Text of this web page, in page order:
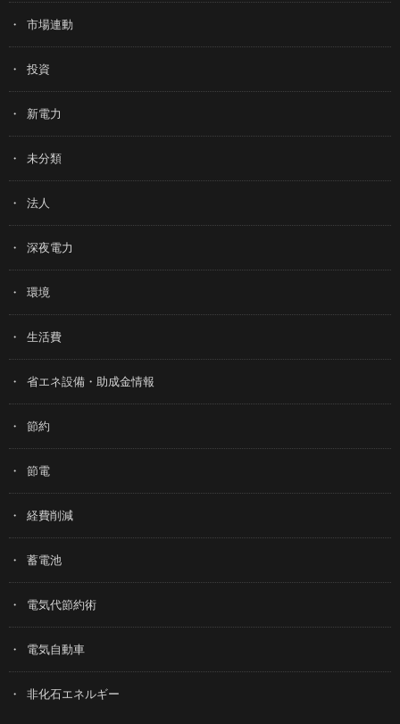
市場連動
投資
新電力
未分類
法人
深夜電力
環境
生活費
省エネ設備・助成金情報
節約
節電
経費削減
蓄電池
電気代節約術
電気自動車
非化石エネルギー